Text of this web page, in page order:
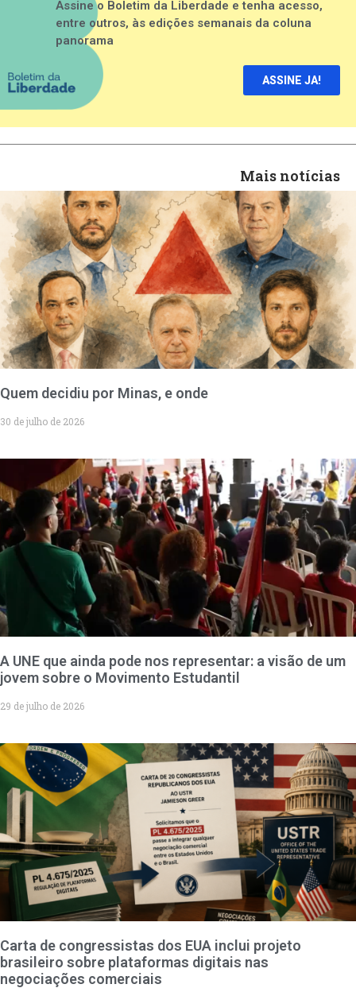
Assine o Boletim da Liberdade e tenha acesso,
entre outros, às edições semanais da coluna
panorama
ASSINE JA!
Mais notícias
Quem decidiu por Minas, e onde
30 de julho de 2026
A UNE que ainda pode nos representar: a visão de um
jovem sobre o Movimento Estudantil
29 de julho de 2026
Carta de congressistas dos EUA inclui projeto
brasileiro sobre plataformas digitais nas
negociações comerciais